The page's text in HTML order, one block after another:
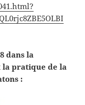
dans la
la pratique de la
: